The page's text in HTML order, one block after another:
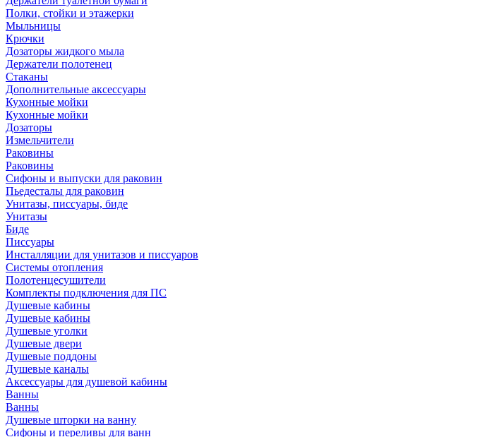
Полки, стойки и этажерки
Мыльницы
Крючки
Дозаторы жидкого мыла
Держатели полотенец
Стаканы
Дополнительные аксессуары
Кухонные мойки
Кухонные мойки
Дозаторы
Измельчители
Раковины
Раковины
Сифоны и выпуски для раковин
Пьедесталы для раковин
Унитазы, писсуары, биде
Унитазы
Биде
Писсуары
Инсталляции для унитазов и писсуаров
Системы отопления
Полотенцесушители
Комплекты подключения для ПС
Душевые кабины
Душевые кабины
Душевые уголки
Душевые двери
Душевые поддоны
Душевые каналы
Аксессуары для душевой кабины
Ванны
Ванны
Душевые шторки на ванну
Сифоны и переливы для ванн